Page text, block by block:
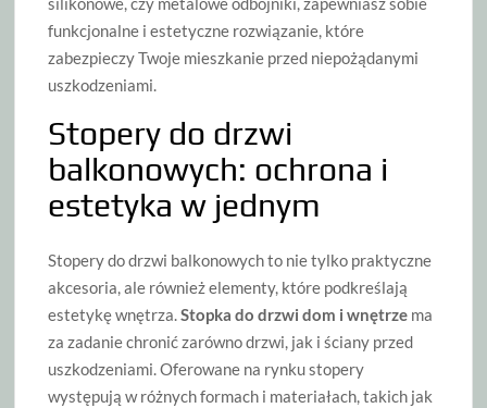
funkcjonalne i estetyczne rozwiązanie, które
zabezpieczy Twoje mieszkanie przed niepożądanymi
uszkodzeniami.
Stopery do drzwi
balkonowych: ochrona i
estetyka w jednym
Stopery do drzwi balkonowych to nie tylko praktyczne
akcesoria, ale również elementy, które podkreślają
estetykę wnętrza.Stopka do drzwi dom i wnętrze ma
za zadanie chronić zarówno drzwi, jak i ściany przed
uszkodzeniami. Oferowane na rynku stopery
występują w różnych formach i materiałach, takich jak